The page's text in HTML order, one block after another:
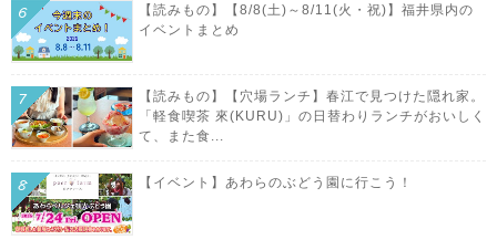
【読みもの】【8/8(土)～8/11(火・祝)】福井県内の
イベントまとめ
【読みもの】【穴場ランチ】春江で見つけた隠れ家。
「軽食喫茶 來(KURU)」の日替わりランチがおいしく
て、また食...
【イベント】あわらのぶどう園に行こう！